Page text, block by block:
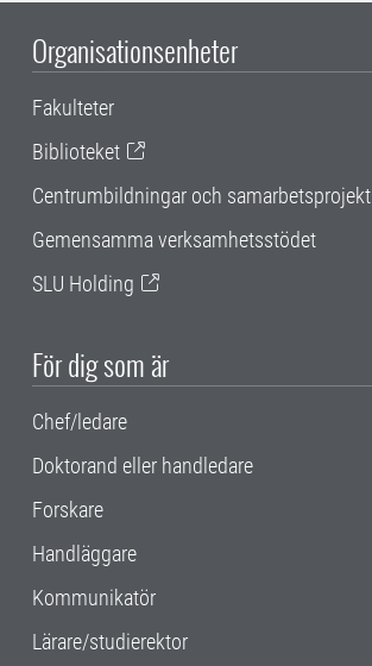
Organisationsenheter
Fakulteter
Biblioteket
Centrumbildningar och samarbetsprojekt
Gemensamma verksamhetsstödet
SLU Holding
För dig som är
Chef/ledare
Doktorand eller handledare
Forskare
Handläggare
Kommunikatör
Lärare/studierektor